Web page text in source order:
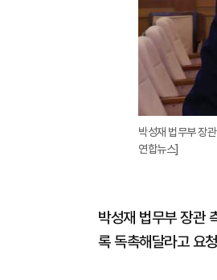
박성재 법무부 장
연합뉴스]
박성재 법무부 장관
록 독촉해달라고 요